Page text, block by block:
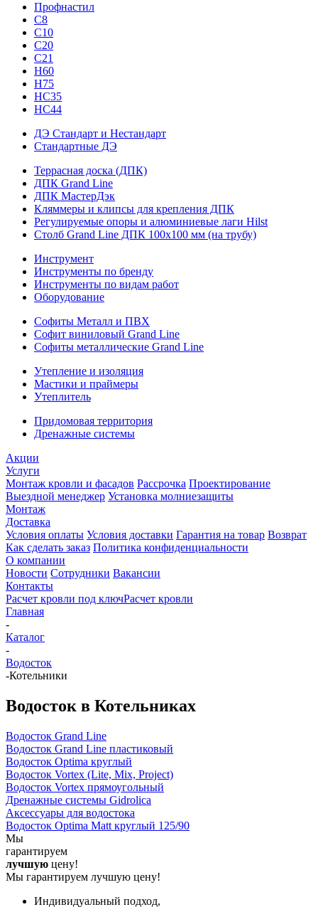
Профнастил
С8
С10
С20
С21
H60
H75
HС35
НС44
ДЭ Стандарт и Нестандарт
Стандартные ДЭ
Террасная доска (ДПК)
ДПК Grand Line
ДПК МастерДэк
Кляммеры и клипсы для крепления ДПК
Регулируемые опоры и алюминиевые лаги Hilst
Столб Grand Line ДПК 100х100 мм (на трубу)
Инструмент
Инструменты по бренду
Инструменты по видам работ
Оборудование
Софиты Металл и ПВХ
Софит виниловый Grand Line
Софиты металлические Grand Line
Утепление и изоляция
Мастики и праймеры
Утеплитель
Придомовая территория
Дренажные системы
Акции
Услуги
Монтаж кровли и фасадов Рассрочка Проектирование
Выездной менеджер Установка молниезащиты
Монтаж
Доставка
Условия оплаты Условия доставки Гарантия на товар Возврат
Как сделать заказ Политика конфиденциальности
О компании
Новости Сотрудники Вакансии
Контакты
Расчет кровли под ключРасчет кровли
Главная
-
Каталог
-
Водосток
-Котельники
Водосток в Котельниках
Водосток Grand Line
Водосток Grand Line пластиковый
Водосток Optima круглый
Водосток Vortex (Lite, Mix, Project)
Водосток Vortex прямоугольный
Дренажные системы Gidrolica
Аксессуары для водостока
Водосток Optima Matt круглый 125/90
Мы
гарантируем
лучшую цену!
Мы гарантируем лучшую цену!
Индивидуальный подход,